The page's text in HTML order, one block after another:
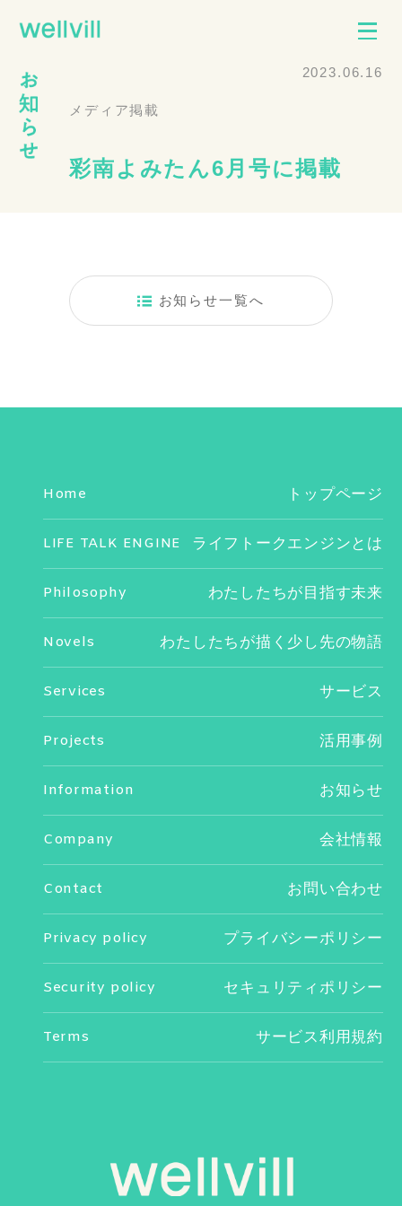
メディア掲載
2023.06.16
彩南よみたん6月号に掲載
お知らせ一覧へ
Home トップページ
LIFE TALK ENGINE ライフトークエンジンとは
Philosophy わたしたちが目指す未来
Novels わたしたちが描く少し先の物語
Services サービス
Projects 活用事例
Information お知らせ
Company 会社情報
Contact お問い合わせ
Privacy policy プライバシーポリシー
Security policy セキュリティポリシー
Terms サービス利用規約